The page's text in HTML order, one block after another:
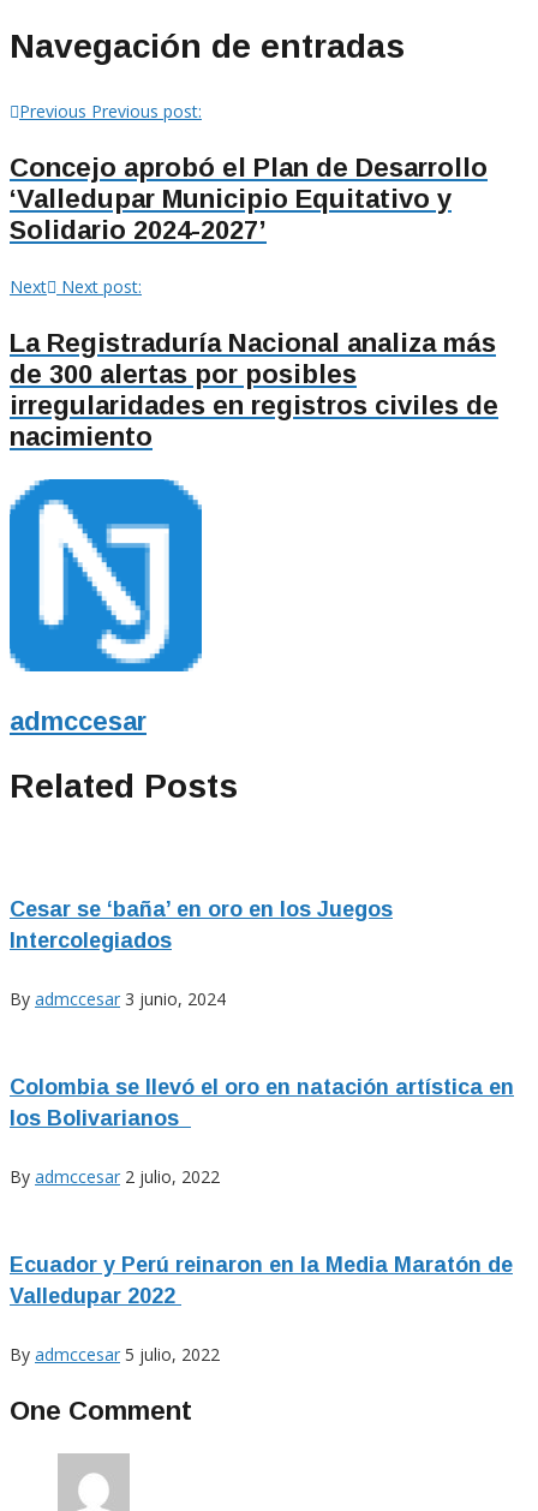
Navegación de entradas
Previous Previous post:
Concejo aprobó el Plan de Desarrollo
‘Valledupar Municipio Equitativo y
Solidario 2024-2027’
Next Next post:
La Registraduría Nacional analiza más
de 300 alertas por posibles
irregularidades en registros civiles de
nacimiento
admccesar
Related Posts
Cesar se ‘baña’ en oro en los Juegos
Intercolegiados
By admccesar 3 junio, 2024
Colombia se llevó el oro en natación artística en
los Bolivarianos
By admccesar 2 julio, 2022
Ecuador y Perú reinaron en la Media Maratón de
Valledupar 2022
By admccesar 5 julio, 2022
One Comment